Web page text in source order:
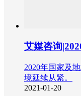
艾媒咨询
2020年国家及
境延续从紧。
2021-01-20